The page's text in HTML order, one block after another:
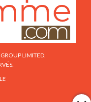
LIMITED.